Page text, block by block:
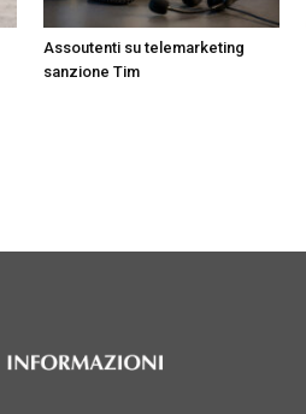
Assoutenti su telemarketing
sanzione Tim